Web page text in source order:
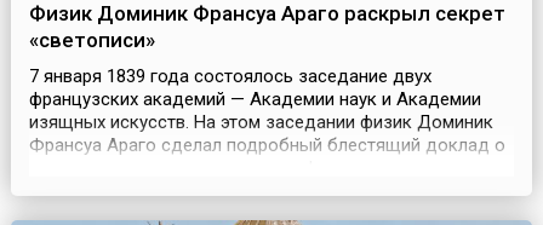
Физик Доминик Франсуа Араго раскрыл секрет
«светописи»
7 января 1839 года состоялось заседание двух
французских академий — Академии наук и Академии
изящных искусств. На этом заседании физик Доминик
Франсуа Араго сделал подробный блестящий доклад о
изобретателя Луи Дагера — методе получения отпечатка